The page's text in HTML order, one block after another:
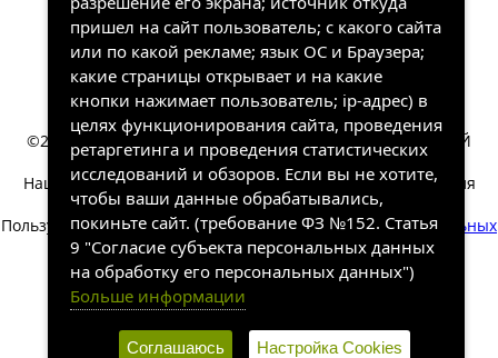
©2022-2026, «ХАНГАЛАССКИЙ УЛУСНЫЙ КРАЕВЕДЧЕСКИЙ
МУЗЕЙ». Все права защищены.
Наш сайт собирает информацию, которая необходима для
работы сайта.
Пользуясь сайтом вы соглашаетесь на обработку персональных
данных.
Разработка и техническая
поддержка сайта
пришел на сайт пользователь; с какого сайта
или по какой рекламе; язык ОС и Браузера;
какие страницы открывает и на какие
кнопки нажимает пользователь; ip-адрес) в
целях функционирования сайта, проведения
ретаргетинга и проведения статистических
исследований и обзоров. Если вы не хотите,
чтобы ваши данные обрабатывались,
покиньте сайт. (требование ФЗ №152. Статья
9 "Согласие субъекта персональных данных
на обработку его персональных данных")
Больше информации
Соглашаюсь Настройка Cookies